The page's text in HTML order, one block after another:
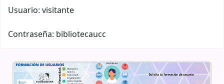
Usuario: visitante
Contraseña: bibliotecaucc